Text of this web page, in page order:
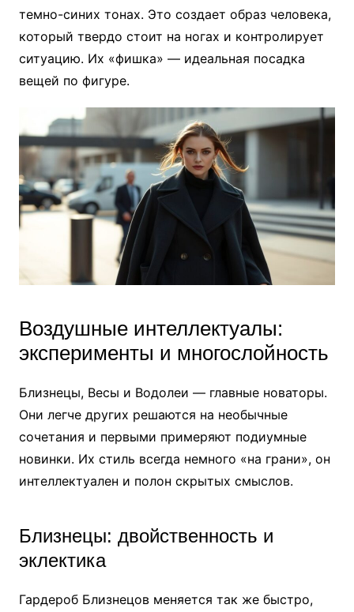
темно-синих тонах. Это создает образ человека,
который твердо стоит на ногах и контролирует
ситуацию. Их «фишка» — идеальная посадка
вещей по фигуре.
Воздушные интеллектуалы:
эксперименты и многослойность
Близнецы, Весы и Водолеи — главные новаторы.
Они легче других решаются на необычные
сочетания и первыми примеряют подиумные
новинки. Их стиль всегда немного «на грани», он
интеллектуален и полон скрытых смыслов.
Близнецы: двойственность и
эклектика
Гардероб Близнецов меняется так же быстро,